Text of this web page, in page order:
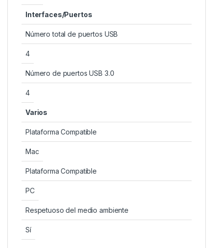
Interfaces/Puertos
Número total de puertos USB
4
Número de puertos USB 3.0
4
Varios
Plataforma Compatible
Mac
Plataforma Compatible
PC
Respetuoso del medio ambiente
Sí